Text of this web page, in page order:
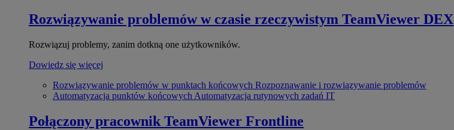
Rozwiązywanie problemów w czasie rzeczywistym TeamViewer DEX
Rozwiązuj problemy, zanim dotkną one użytkowników.
Dowiedz się więcej
Rozwiązywanie problemów w punktach końcowych Rozpoznawanie i rozwiązywanie problemów
Automatyzacja punktów końcowych Automatyzacja rutynowych zadań IT
Połączony pracownik TeamViewer Frontline